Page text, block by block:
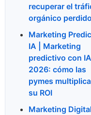
recuperar el
orgánico perdido
Marketing
IA | Marketing
predictivo con
2026: cómo las
pymes
su ROI
Marketing